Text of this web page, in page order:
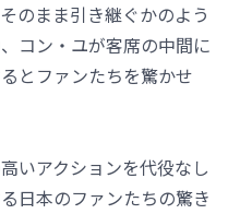
のまま引き継ぐかのよう
コン・ユが客席の中間に
とファンたちを驚かせ
いアクションを代役なし
日本のファンたちの驚き